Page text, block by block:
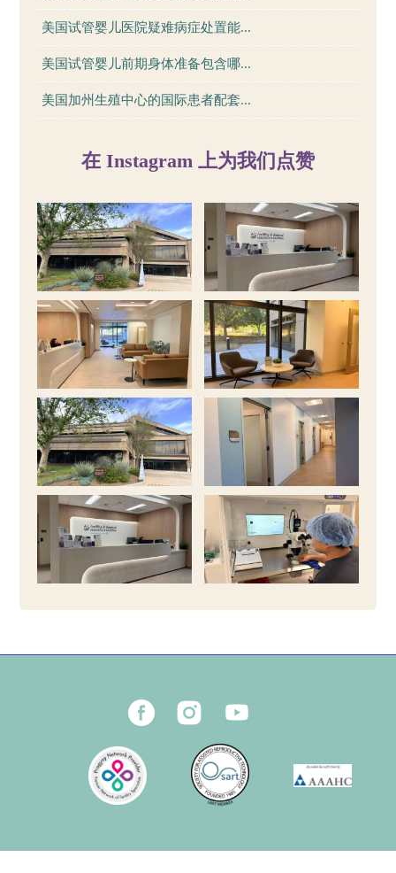
美国试管婴儿医院疑难病症处置能...
美国试管婴儿前期身体准备包含哪...
美国加州生殖中心的国际患者配套...
在 Instagram 上为我们点赞